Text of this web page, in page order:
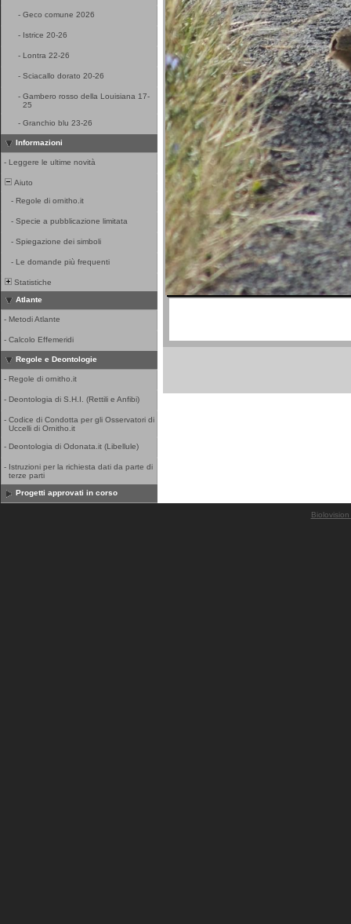
- Geco comune 2026
- Istrice 20-26
- Lontra 22-26
- Sciacallo dorato 20-26
- Gambero rosso della Louisiana 17-
25
- Granchio blu 23-26
Informazioni
- Leggere le ultime novità
Aiuto
- Regole di ornitho.it
- Specie a pubblicazione limitata
- Spiegazione dei simboli
- Le domande più frequenti
Statistiche
Atlante
- Metodi Atlante
- Calcolo Effemeridi
Regole e Deontologie
- Regole di ornitho.it
- Deontologia di S.H.I. (Rettili e Anfibi)
- Codice di Condotta per gli Osservatori di
Uccelli di Ornitho.it
- Deontologia di Odonata.it (Libellule)
- Istruzioni per la richiesta dati da parte di
terze parti
Progetti approvati in corso
Biolovision